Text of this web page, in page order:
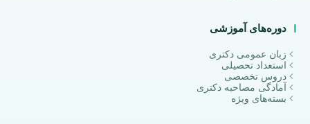
دوره‌های آموزشی
زبان عمومی دکتری
استعداد تحصیلی
دروس تخصصی
آمادگی مصاحبه دکتری
بسته‌های ویژه